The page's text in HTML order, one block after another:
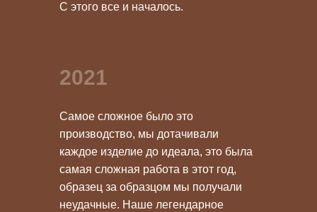
Самое сложное было это
производство, мы дотачивали
каждое изделие до идеала, это была
самая сложная работа в этот год,
образец за образцом мы получали
неудачные. Наше легендарное
С этого все и началось.
2021